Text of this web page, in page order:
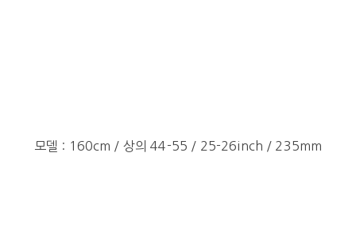
모델 : 160cm / 상의 44-55 / 25-26inch / 235mm